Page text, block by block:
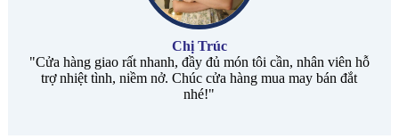
Chị Trúc
"Cửa hàng giao rất nhanh, đầy đủ món tôi cần, nhân viên hỗ
trợ nhiệt tình, niềm nở. Chúc cửa hàng mua may bán đắt
nhé!"